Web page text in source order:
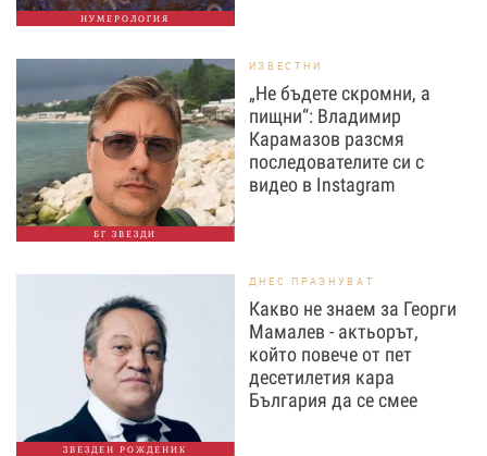
НУМЕРОЛОГИЯ
БГ ЗВЕЗДИ
ИЗВЕСТНИ
„Не бъдете скромни, а
пищни“: Владимир
Карамазов разсмя
последователите си с
видео в Instagram
ЗВЕЗДЕН РОЖДЕНИК
ДНЕС ПРАЗНУВАТ
Какво не знаем за Георги
Мамалев - актьорът,
който повече от пет
десетилетия кара
България да се смее